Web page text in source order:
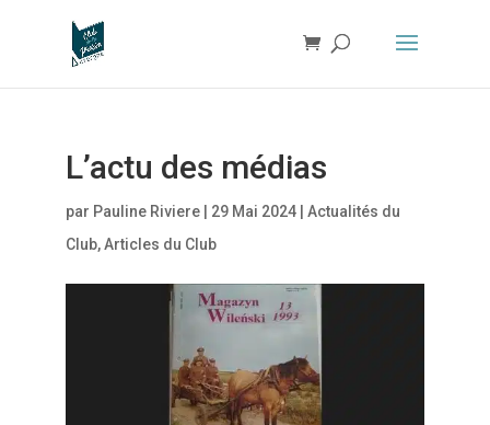
L’actu des médias
par Pauline Riviere| 29 Mai 2024| Actualités du
Club,Articles du Club